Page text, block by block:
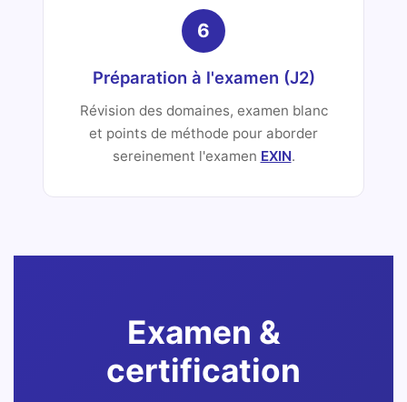
6
Préparation à l'examen (J2)
Révision des domaines, examen blanc
et points de méthode pour aborder
sereinement l'examen EXIN.
Examen &
certification